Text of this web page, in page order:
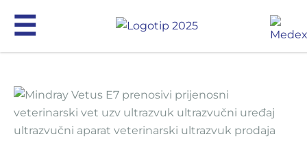
☰
MRI
Proizvodi